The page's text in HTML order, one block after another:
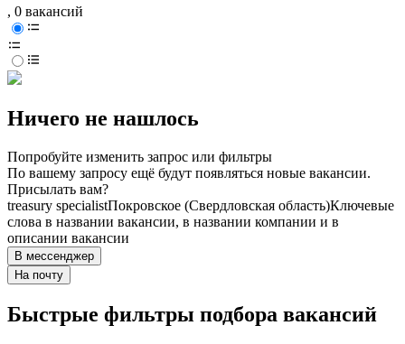
, 0 вакансий
Ничего не нашлось
Попробуйте изменить запрос или фильтры
По вашему запросу ещё будут появляться новые вакансии.
Присылать вам?
treasury specialistПокровское (Свердловская область)Ключевые
слова в названии вакансии, в названии компании и в
описании вакансии
В мессенджер
На почту
Быстрые фильтры подбора вакансий